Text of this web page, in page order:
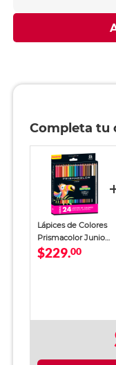
Completa tu
Lápices de Colores
Prismacolor Junior
24 piezas
$229.00